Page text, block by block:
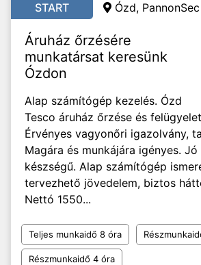
START Ózd,
Áruház őrzésére
munkatársat keresünk
Ózdon
Alap számítógép kezelés. Ózd
Tesco áruház őrzése és
Érvényes vagyonőri igazolvány,
Magára és munkájára igényes.
készségű. Alap számítógép
tervezhető jövedelem, biztos
Nettó 1550...
Teljes munkaidő 8 óra
Részmunkaidő 4 óra